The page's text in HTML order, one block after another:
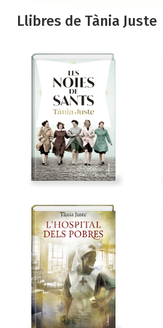
Llibres de Tània Juste